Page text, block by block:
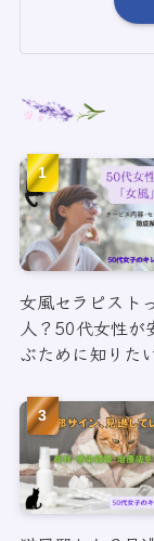
女風セラピスト
人？50代女性が
ぶために知りた